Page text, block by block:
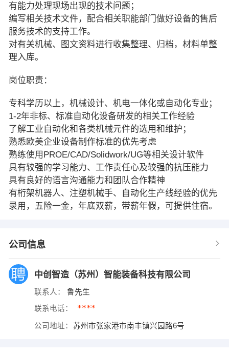
有能力处理现场出现的技术问题；
编写相关技术文件，配合相关职能部门做好设备的售后
服务技术的支持工作。
对有关机械、图文资料进行收集整理、归档，材料单整
理入库。
岗位职责：
专科学历以上，机械设计、机电一体化或自动化专业；
1-2年非标、标准自动化设备研发的相关工作经验
了解工业自动化和各类机械元件的选用和维护；
熟悉欧美企业设备制作标准的优先考虑
熟练使用PROE/CAD/Solidwork/UG等相关设计软件
具有较强的学习能力、工作责任心及较强的抗压能力
具有良好的语言沟通能力和团队合作精神
有桁架机器人、注塑机械手、自动化生产线经验的优先
录用，五险一金，年底双薪，带薪年假，可提供住宿。
公司信息
中创智造（苏州）智能装备科技有限公司
联系人： 鲁先生
联系电话： ****
公司地址： 苏州市张家港市南丰镇兴园路6号